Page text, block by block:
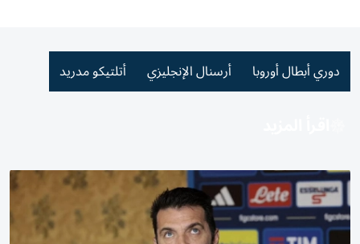
دوري أبطال أوروبا أرسنال الإنجليزي أتلتيكو مدريد